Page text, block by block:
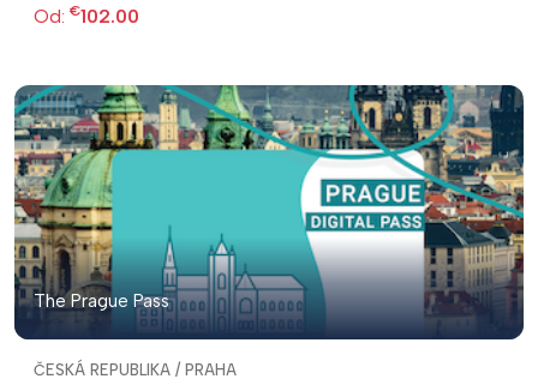
Od: €102.00
The Prague Pass
ČESKÁ REPUBLIKA / PRAHA